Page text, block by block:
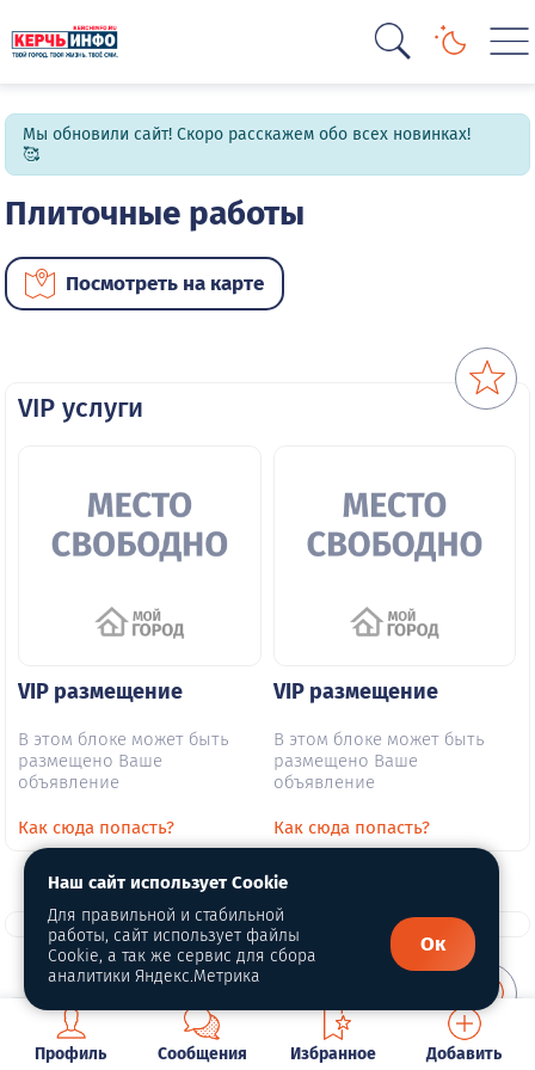
Мы обновили сайт! Скоро расскажем обо всех новинках!
🥰
Плиточные работы
Посмотреть на карте
VIP услуги
VIP размещение
В этом блоке может быть
размещено Ваше
объявление
Как сюда попасть?
VIP размещение
В этом блоке может быть
размещено Ваше
объявление
Как сюда попасть?
О портале
Профиль Сообщения Избранное Добавить
Наш сайт использует Cookie
Для правильной и стабильной
работы, сайт использует файлы
Cookie, а так же сервис для сбора
аналитики Яндекс.Метрика
Ок